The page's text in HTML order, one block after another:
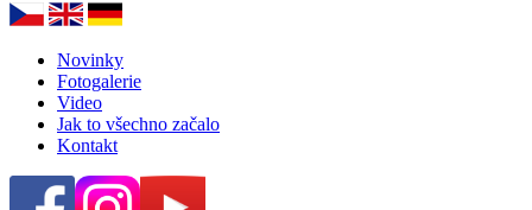
Novinky
Fotogalerie
Video
Jak to všechno začalo
Kontakt